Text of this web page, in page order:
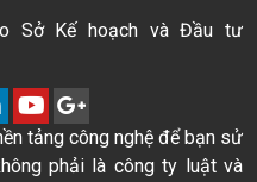
Sở Kế hoạch và Đầu tư
tảng công nghệ để bạn sử
phải là công ty luật và